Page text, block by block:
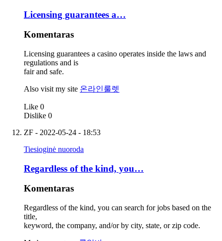
Licensing guarantees a…
Komentaras
Licensing guarantees a casino operates inside the laws and
regulations and is
fair and safe.
Also visit my site 온라인룰렛
Like 0
Dislike 0
ZF - 2022-05-24 - 18:53
Tiesioginė nuoroda
Regardless of the kind, you…
Komentaras
Regardless of the kind, you can search for jobs based on the
title,
keyword, the company, and/or by city, state, or zip code.